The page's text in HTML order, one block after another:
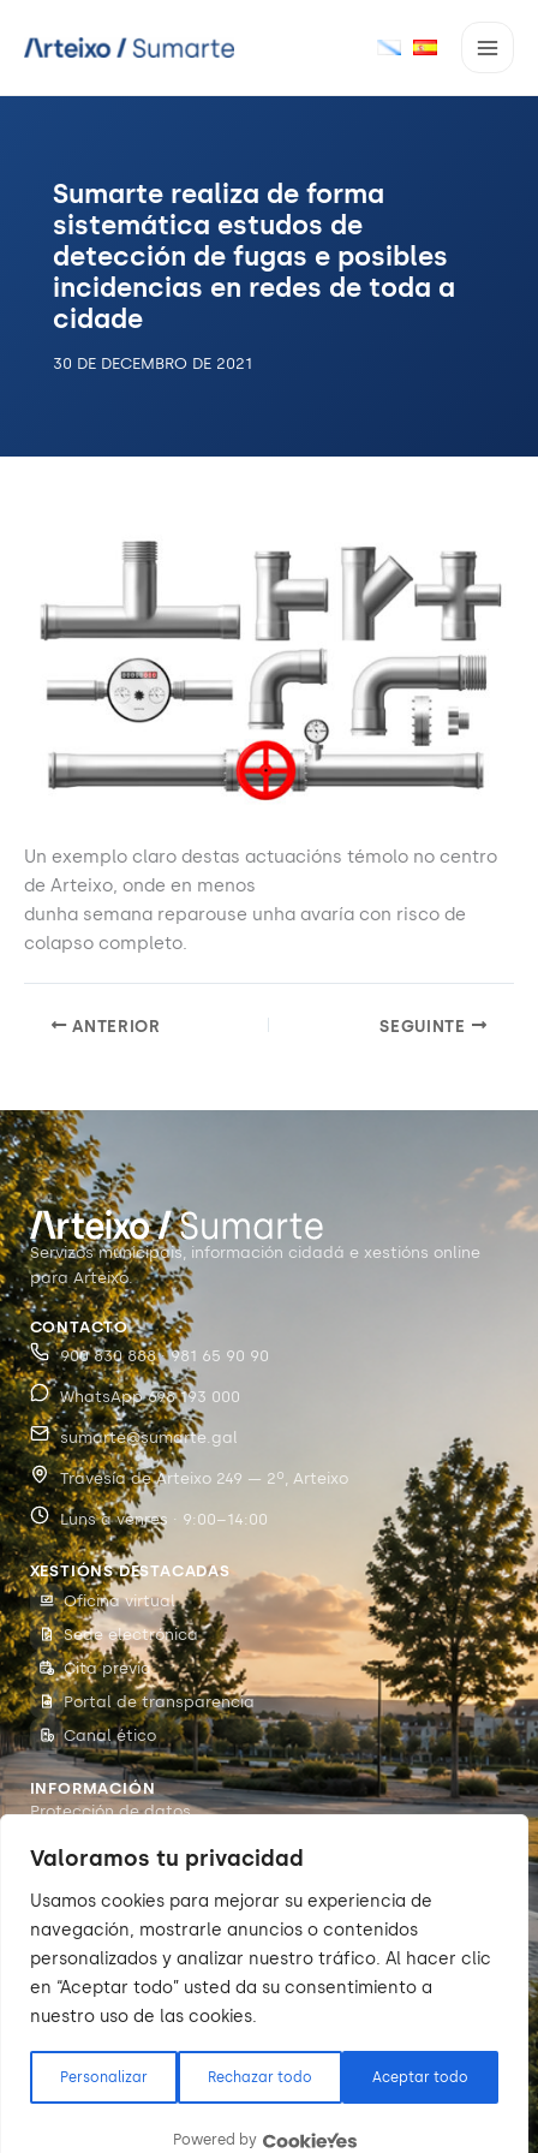
Valoramos tu privacidad
Usamos cookies para mejorar su experiencia de
navegación, mostrarle anuncios o contenidos
personalizados y analizar nuestro tráfico. Al hacer clic
en “Aceptar todo” usted da su consentimiento a
nuestro uso de las cookies.
Personalizar Rechazar todo Aceptar todo
Powered by
Sumarte realiza de forma
sistemática estudos de
detección de fugas e posibles
incidencias en redes de toda a
cidade
30 DE DECEMBRO DE 2021
Un exemplo claro destas actuacións témolo no centro
de Arteixo, onde en menos
dunha semana reparouse unha avaría con risco de
colapso completo.
ANTERIOR SEGUINTE
Servizos municipais, información cidadá e xestións online
para Arteixo.
CONTACTO
900 830 888 · 981 65 90 90
WhatsApp 698 193 000
sumarte@sumarte.gal
Travesía de Arteixo 249 — 2º, Arteixo
Luns a venres · 9:00–14:00
XESTIÓNS DESTACADAS
Oficina virtual
Sede electrónica
Cita previa
Portal de transparencia
Canal ético
INFORMACIÓN
Protección de datos
Aviso legal
Política de cookies
© 2026 Sumarte — Concello de
reservados.